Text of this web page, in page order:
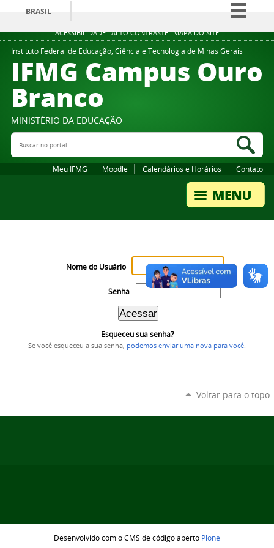
ACESSIBILIDADE ALTO CONTRASTE MAPA DO SITE
BRASIL
Simplifique!
Comunica BR
Participe
Instituto Federal de Educação, Ciência e Tecnologia de Minas Gerais
IFMG Campus Ouro
Branco
MINISTÉRIO DA EDUCAÇÃO
Buscar no portal
Meu IFMG Moodle Calendários e Horários Contato
Nome do Usuário
Senha
Esqueceu sua senha?
Se você esqueceu a sua senha, podemos enviar uma nova para você
Voltar para o topo
Desenvolvido com o CMS de código aberto Plone